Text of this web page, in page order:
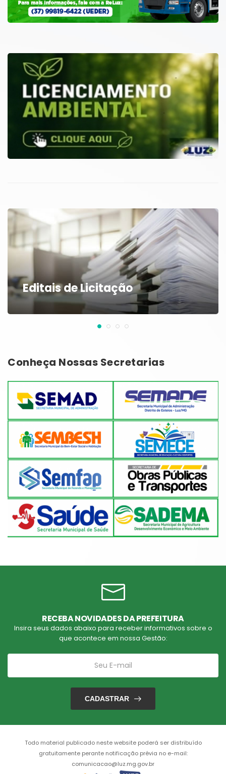
Editais de Licitação
Conheça Nossas Secretarias
RECEBA NOVIDADES DA PREFEITURA
Insira seus dados abaixo para receber informativos sobre o
que acontece em nossa Gestão:
CADASTRAR
Todo material publicado neste website poderá ser distribuído
gratuitamente perante notificação prévia no e-mail:
comunicacao@luz.mg.gov.br